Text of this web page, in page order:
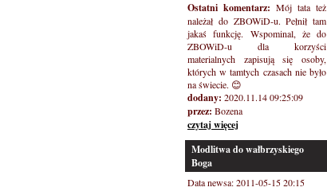
Ostatni komentarz: Mój tata też
należał do ZBOWiD-u. Pełnił tam
jakaś funkcję. Wspominal, że do
ZBOWiD-u dla korzyści
materialnych zapisują się osoby,
których w tamtych czasach nie było
na świecie. 😊
dodany: 2020.11.14 09:25:09
przez: Bozena
czytaj więcej
Modlitwa do wałbrzyskiego
Boga
Data newsa: 2011-05-15 20:15